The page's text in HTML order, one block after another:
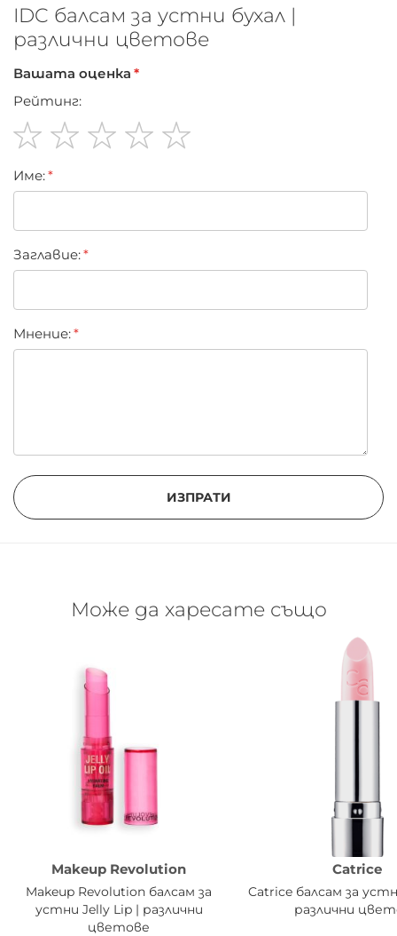
IDC балсам за устни бухал |
различни цветове
Вашата оценка
Рейтинг:
star
stars
stars
stars
stars
Име:
Заглавиe:
Мнение:
ИЗПРАТИ
Може да харесате също
Makeup Revolution
Makeup Revolution балсам за
устни Jelly Lip | различни
цветове
Catrice
Catrice балсам за
различни